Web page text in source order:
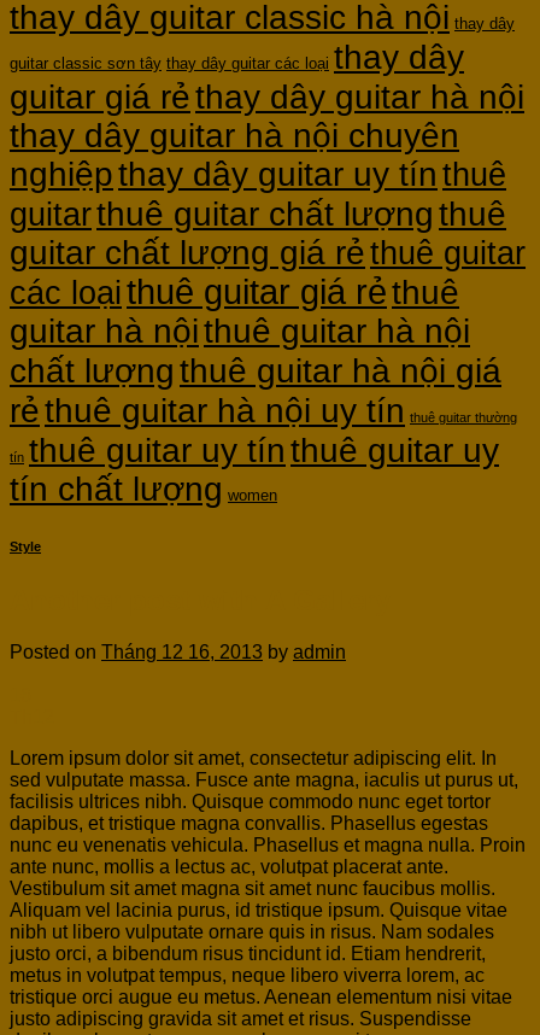
thay dây guitar classic hà nội thay dây
guitar classic sơn tây thay dây guitar các loại thay dây
guitar giá rẻthay dây guitar hà nội
thay dây guitar hà nội chuyên
nghiệpthay dây guitar uy tín thuê
guitarthuê guitar chất lượngthuê
guitar chất lượng giá rẻthuê guitar
các loạithuê guitar giá rẻthuê
guitar hà nộithuê guitar hà nội
chất lượngthuê guitar hà nội giá
rẻthuê guitar hà nội uy tín thuê guitar thường
tín thuê guitar uy tínthuê guitar uy
tín chất lượng women
Style
Posted on Tháng 12 16, 2013 by admin
Lorem ipsum dolor sit amet, consectetur adipiscing elit. In
sed vulputate massa. Fusce ante magna, iaculis ut purus ut,
facilisis ultrices nibh. Quisque commodo nunc eget tortor
dapibus, et tristique magna convallis. Phasellus egestas
nunc eu venenatis vehicula. Phasellus et magna nulla. Proin
ante nunc, mollis a lectus ac, volutpat placerat ante.
Vestibulum sit amet magna sit amet nunc faucibus mollis.
Aliquam vel lacinia purus, id tristique ipsum. Quisque vitae
nibh ut libero vulputate ornare quis in risus. Nam sodales
justo orci, a bibendum risus tincidunt id. Etiam hendrerit,
metus in volutpat tempus, neque libero viverra lorem, ac
tristique orci augue eu metus. Aenean elementum nisi vitae
justo adipiscing gravida sit amet et risus. Suspendisse